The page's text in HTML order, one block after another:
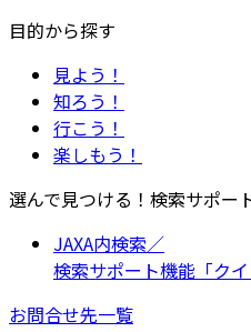
目的から探す
見よう！
知ろう！
行こう！
楽しもう！
選んで見つける！検索サポー
JAXA内検索／
検索サポート機能「クイ
お問合せ先一覧